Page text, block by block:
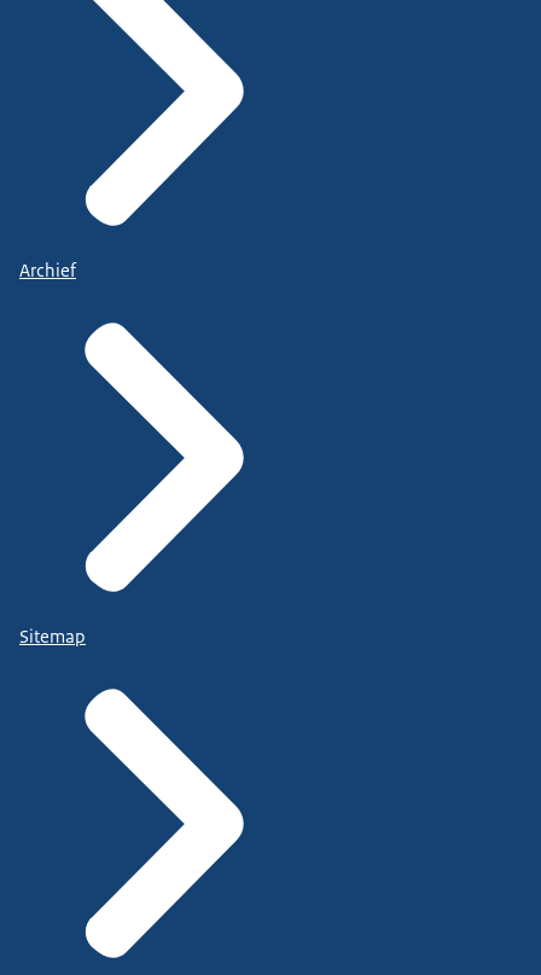
Archief
Sitemap